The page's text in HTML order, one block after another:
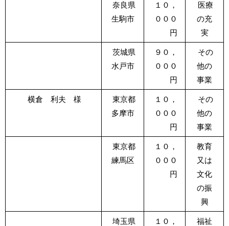
奈良県
生駒市
１０，
０００
円
医療
の充
実
茨城県
水戸市
９０，
０００
円
その
他の
事業
横倉 利夫 様
東京都
多摩市
１０，
０００
円
その
他の
事業
東京都
練馬区
１０，
０００
円
教育
又は
文化
の振
興
埼玉県
１０，
福祉